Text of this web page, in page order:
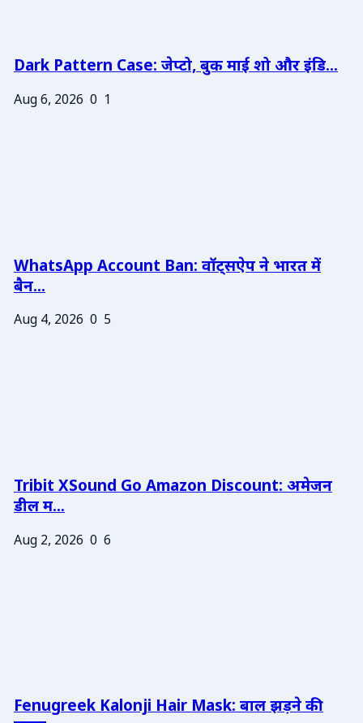
Dark Pattern Case: जेप्टो, बुक माई शो और इंडि...
Aug 6, 2026 0 1
WhatsApp Account Ban: वॉट्सऐप ने भारत में
बैन...
Aug 4, 2026 0 5
Tribit XSound Go Amazon Discount: अमेजन
डील म...
Aug 2, 2026 0 6
Fenugreek Kalonji Hair Mask: बाल झड़ने की